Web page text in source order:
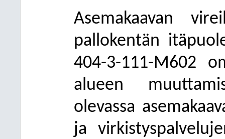
Asemakaavan
pallokentän
404-3-111-M602
alueen
olevassa
ja